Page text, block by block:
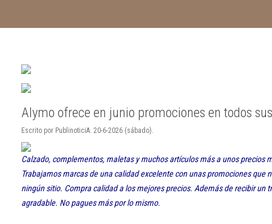
Alymo ofrece en junio promociones en todos
Escrito por PublinoticiA. 20-6-2026 (sábado).
Calzado, complementos, maletas y muchos artículos más a unos precios
Trabajamos marcas de una calidad excelente con unas promociones que
ningún sitio. Compra calidad a los mejores precios. Además de recibir un
agradable. No pagues más por lo mismo.